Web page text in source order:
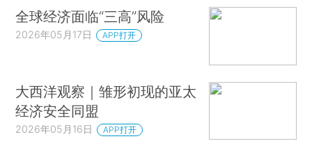
全球经济面临“三高”风险
2026年05月17日 APP打开
大西洋观察｜雏形初现的亚太
经济安全同盟
2026年05月16日 APP打开